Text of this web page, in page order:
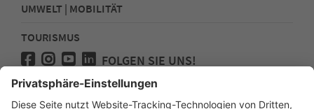
UMWELT | MOBILITÄT
TOURISMUS
FOLGEN SIE UNS!
Presse